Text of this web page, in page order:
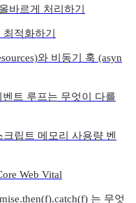
바르게 처리하기
적화하기
와 비동기 훅 (asyn
트 루프는 무엇이 다를
립트 메모리 사용량 벤
Web Vital
는 무엇